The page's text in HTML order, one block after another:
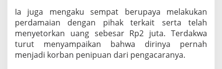
Ia juga mengaku sempat berupaya melakukan
perdamaian dengan pihak terkait serta telah
menyetorkan uang sebesar Rp2 juta. Terdakwa
turut menyampaikan bahwa dirinya pernah
menjadi korban penipuan dari pengacaranya.